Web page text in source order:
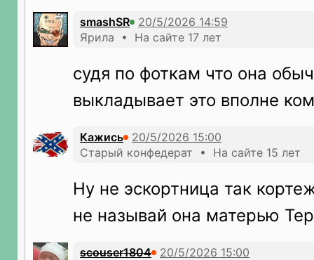
smashSR
Ярила • На сайте 17 лет
судя по фоткам что она
выкладывает это вполне
Кажись
Старый конфедерат • На сайте 15 лет
Ну не эскортница так
не называй она матерью
scouser1804